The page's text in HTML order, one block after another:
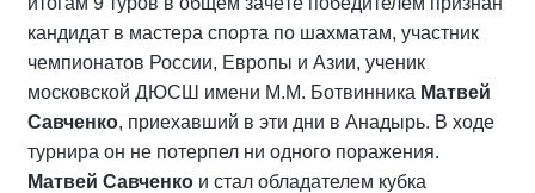
кандидат в мастера спорта по шахматам, участник
чемпионатов России, Европы и Азии, ученик
московской ДЮСШ имени М.М. Ботвинника Матвей
Савченко, приехавший в эти дни в Анадырь. В ходе
турнира он не потерпел ни одного поражения.
Матвей Савченко и стал обладателем кубка